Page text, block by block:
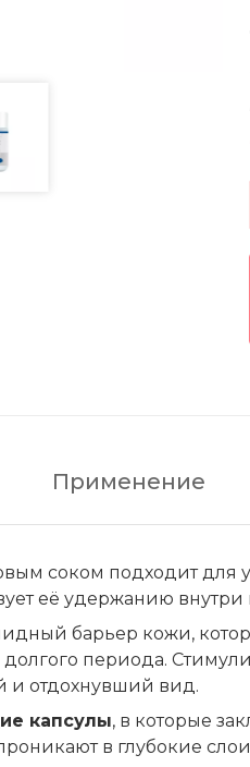
Применение
соком подходит для
её удержанию
барьер кожи,
периода.
и отдохнувший вид.
капсулы, в которые
в глубокие